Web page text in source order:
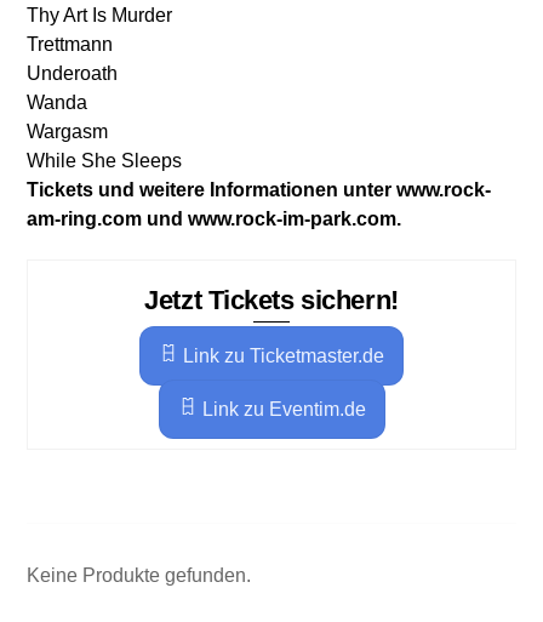
Thy Art Is Murder
Trettmann
Underoath
Wanda
Wargasm
While She Sleeps
Tickets und weitere Informationen unter www.rock-
am-ring.com und www.rock-im-park.com.
Jetzt Tickets sichern!
Link zu Ticketmaster.de
Link zu Eventim.de
Keine Produkte gefunden.